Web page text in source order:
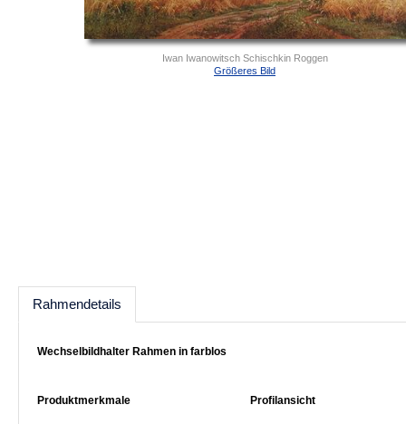
Iwan Iwanowitsch Schischkin Roggen
Größeres Bild
Rahmendetails
Wechselbildhalter Rahmen in farblos
Produktmerkmale Profilansicht